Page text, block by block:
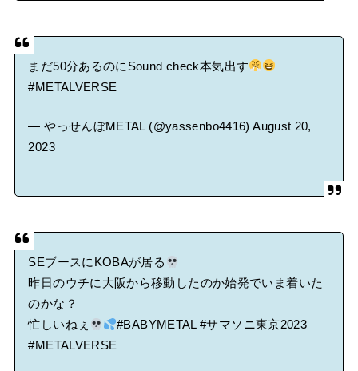
まだ50分あるのにSound check本気出す
#METALVERSE
— やっせんぼMETAL (@yassenbo4416)August 20,
2023
SEブースにKOBAが居る
昨日のウチに大阪から移動したのか始発でいま着いた
のかな？
忙しいねぇ
#BABYMETAL #サマソニ東京2023
#METALVERSE